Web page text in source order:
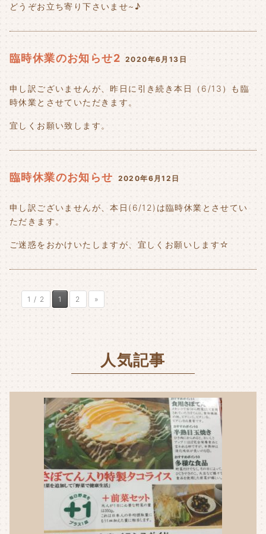
どうぞお立ち寄り下さいませ~♪
臨時休業のお知らせ2 2020年6月13日
申し訳ございませんが、昨日に引き続き本日（6/13）も臨
時休業とさせていただきます。
宜しくお願い致します。
臨時休業のお知らせ 2020年6月12日
申し訳ございませんが、本日(6/12)は臨時休業とさせてい
ただきます。
ご迷惑をおかけいたしますが、宜しくお願いします☆
1 / 2 1 2 »
人気記事